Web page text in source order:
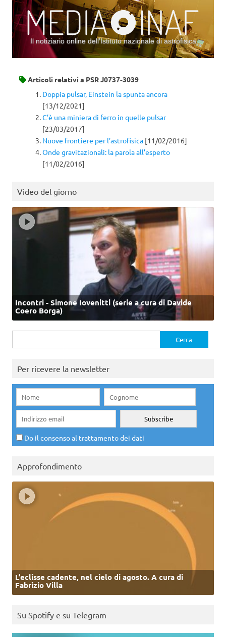
Il notiziario online dell’Istituto nazionale di astrofisica
Articoli relativi a PSR J0737-3039
Doppia pulsar, Einstein la spunta ancora
[13/12/2021]
C’è una miniera di ferro in quelle pulsar
[23/03/2017]
Nuove frontiere per l’astrofisica [11/02/2016]
Onde gravitazionali: la parola all’esperto
[11/02/2016]
Video del giorno
Incontri - Simone Iovenitti (serie a cura di Davide
Coero Borga)
per:
Per ricevere la newsletter
Do il consenso al trattamento dei dati
Approfondimento
L’eclisse cadente, nel cielo di agosto. A cura di
Fabrizio Villa
Su Spotify e su Telegram